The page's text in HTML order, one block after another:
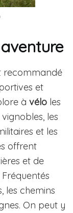
recommandé
et
à vélo les
les
et les
offrent
et de
Fréquentés
les chemins
On peut y